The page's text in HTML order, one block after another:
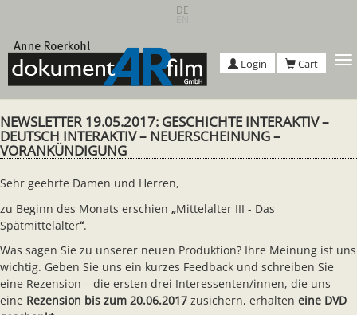
main
content
DE
Login Cart
NEWSLETTER 19.05.2017: GESCHICHTE INTERAKTIV –
DEUTSCH INTERAKTIV – NEUERSCHEINUNG –
VORANKÜNDIGUNG
Sehr geehrte Damen und Herren,
zu Beginn des Monats erschien „Mittelalter III - Das
Spätmittelalter“.
Was sagen Sie zu unserer neuen Produktion? Ihre Meinung ist uns
wichtig. Geben Sie uns ein kurzes Feedback und schreiben Sie
eine Rezension – die ersten drei Interessenten/innen, die uns
eine Rezension bis zum 20.06.2017 zusichern, erhalten eine DVD